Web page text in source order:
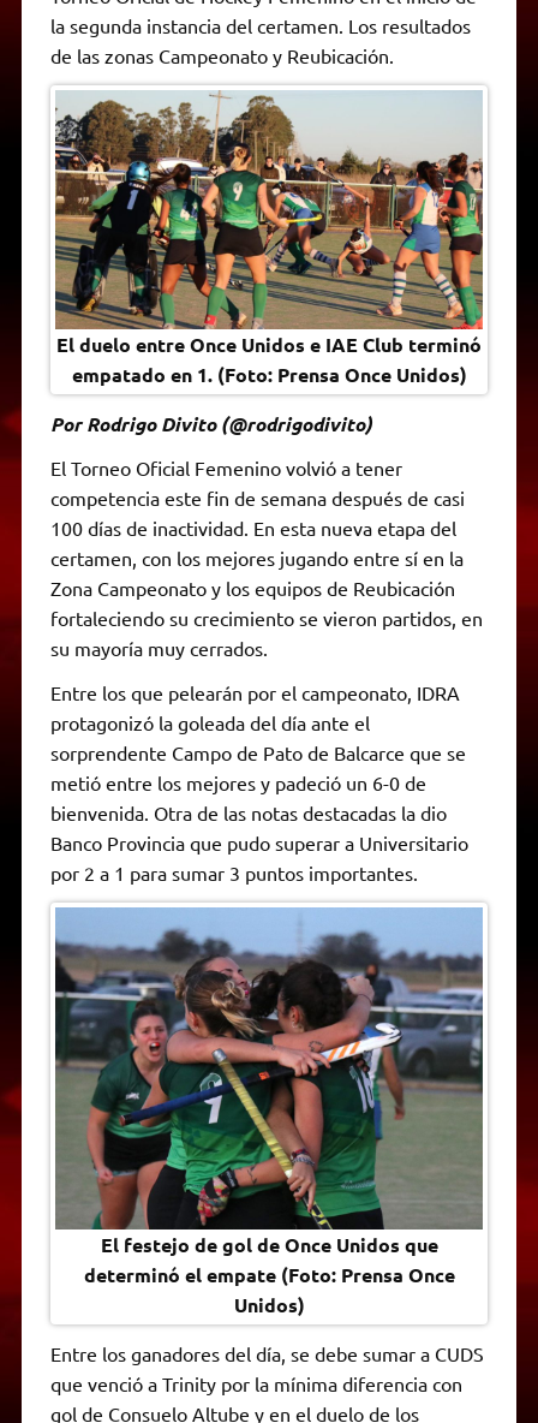
p
p
a
m
e
r
o
k
g
e
n
k
F
r
i
e
n
d
l
y
la segunda instancia del certamen. Los resultados
de las zonas Campeonato y Reubicación.
El duelo entre Once Unidos e IAE Club terminó
empatado en 1. (Foto: Prensa Once Unidos)
Por Rodrigo Divito (@rodrigodivito)
El Torneo Oficial Femenino volvió a tener
competencia este fin de semana después de casi
100 días de inactividad. En esta nueva etapa del
certamen, con los mejores jugando entre sí en la
Zona Campeonato y los equipos de Reubicación
fortaleciendo su crecimiento se vieron partidos, en
su mayoría muy cerrados.
Entre los que pelearán por el campeonato, IDRA
protagonizó la goleada del día ante el
sorprendente Campo de Pato de Balcarce que se
metió entre los mejores y padeció un 6-0 de
bienvenida. Otra de las notas destacadas la dio
Banco Provincia que pudo superar a Universitario
por 2 a 1 para sumar 3 puntos importantes.
El festejo de gol de Once Unidos que
determinó el empate (Foto: Prensa Once
Unidos)
Entre los ganadores del día, se debe sumar a CUDS
que venció a Trinity por la mínima diferencia con
gol de Consuelo Altube y en el duelo de los